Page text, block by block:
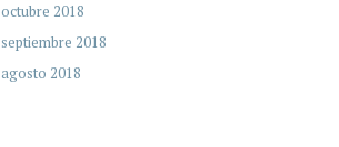
octubre 2018
septiembre 2018
agosto 2018